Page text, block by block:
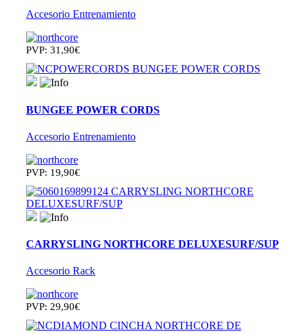
Accesorio Entrenamiento
PVP: 31,90€
BUNGEE POWER CORDS
Accesorio Entrenamiento
PVP: 19,90€
CARRYSLING NORTHCORE DELUXESURF/SUP
Accesorio Rack
PVP: 29,90€